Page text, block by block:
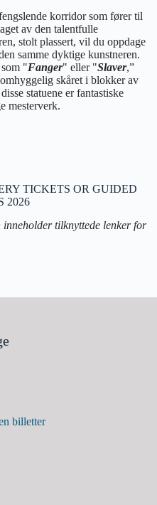
korridor som fører til
av den talentfulle
stolt plassert, vil du oppdage
samme dyktige kunstneren.
"Fanger" eller "Slaver,”
skåret i blokker av
statuene er fantastiske
mesterverk.
TICKETS OR GUIDED
2026
tilknyttede lenker for
billetter